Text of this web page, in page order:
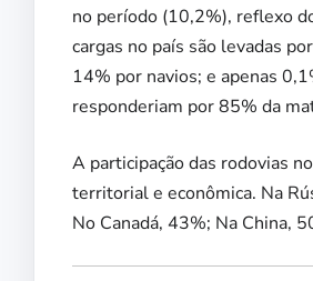
no período (10,2%), reflexo
cargas no país são levadas
14% por navios; e apenas
responderiam por 85% da
A participação das rodovias
territorial e econômica. Na
No Canadá, 43%; Na China,